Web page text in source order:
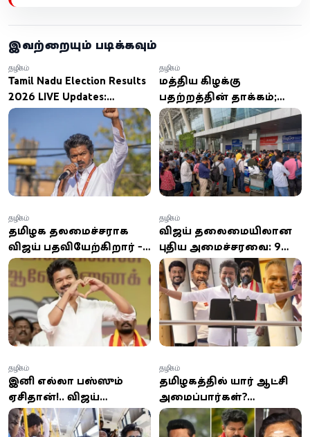
இவற்றையும் படிக்கவும்
Tamil Nadu Election Results
2026 LIVE Updates:
முந்துகிறார் விஜய்.. 2-ம்
இடத்தில் அ.தி.மு.க..
தமிழகத்தில் ஆட்சி
அமைக்கப்போவது யார்? -
லைவ் அப்டேட்ஸ்
தமிழகம்
மத்திய கிழக்கு
பதற்றத்தின் தாக்கம்;
சென்னை விமான
நிலையத்தில் 3-வது
நாளாக விமான சேவை
பாதிப்பு
தமிழகம்
தமிழக முதலமைச்சராக
விஜய் பதவியேற்கிறார் -
நேரு உள்விளையாட்டு
அரங்கில் பலத்த
பாதுகாப்பு
தமிழகம்
விஜய் தலைமையிலான
புதிய அமைச்சரவை: 9
அமைச்சர்களின் முழு
விவரங்கள்
தமிழகம்
இனி எல்லா பஸ்ஸும்
ஏசிதான்!.. விஜய்
சொல்லிட்டாரு!..
அமைச்சர் சொன்ன
தமிழகம்
தமிழகத்தில் யார் ஆட்சி
அமைப்பார்கள்?
எளிமையான அரசியல்
கணக்கு இதுதான்!
தமிழகம்